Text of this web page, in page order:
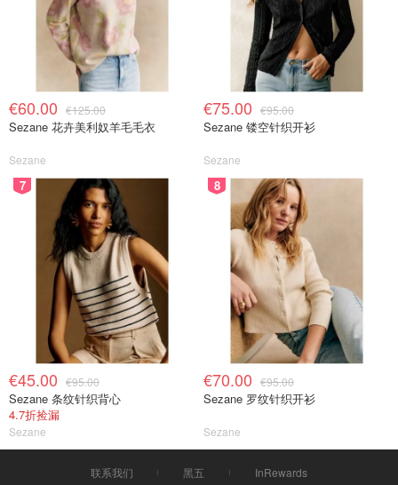
€60.00 €125.00
Sezane 花卉美利奴羊毛毛衣
Sezane
€75.00 €95.00
Sezane 镂空针织开衫
Sezane
7
€45.00 €95.00
Sezane 条纹针织背心
4.7折捡漏
Sezane
8
€70.00 €95.00
Sezane 罗纹针织开衫
Sezane
联系我们 黑五 InRewards